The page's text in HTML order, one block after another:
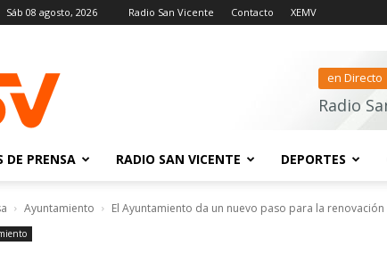
Sáb 08 agosto, 2026 Radio San Vicente Contacto XEMV
San
Vicente
en Directo
Radio
DE PRENSA RADIO SAN VICENTE DEPORTES
Ayuntamiento El Ayuntamiento da un nuevo paso para la